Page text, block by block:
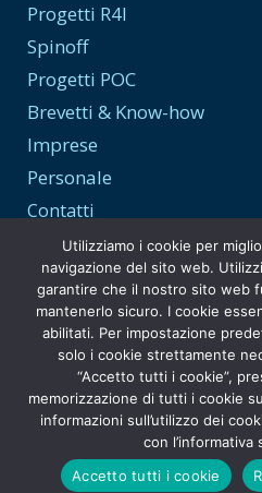
Progetti R4I
Spinoff
Progetti POC
Brevetti & Know-how
Imprese
Personale
Contatti
Trasparenza e Privacy
Privacy Policy
Amministrazione
Utilizziamo i cookie per
navigazione del sito web.
garantire che il nostro sito web
mantenerlo sicuro. I cookie
abilitati. Per impostazione
solo i cookie strettamente
“Accetto tutti i cookie”,
memorizzazione di tutti i cookie
informazioni sull’utilizzo dei
con l’informativa
Accetto tutti i cookie